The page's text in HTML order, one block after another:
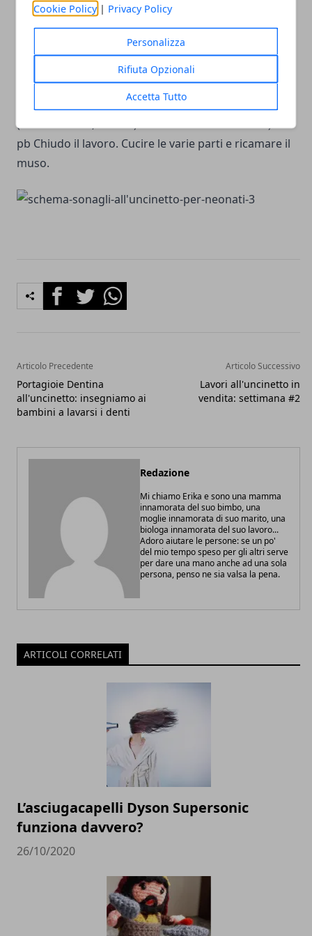
Cookie Policy | Privacy Policy
Personalizza
Rifiuta Opzionali
Accetta Tutto
pb, 1 dim, 7 pb, 1 dim, 7 pb, 1 dim (22) 6) 22 pb (22)
Chiudere il lavoro
Colore blu notte 1) 2 cat, 6 mma nell'anello magico.
Non chiudere. Girare il lavoro. Colore bianco 2) 2 cat,
(1 aum a mma, 1 mma) x 6 volte. Giro il lavoro. 3) 18
pb Chiudo il lavoro. Cucire le varie parti e ricamare il
muso.
FacebookTwitterWhatsapp
Articolo Precedente
Portagioie Dentina
all'uncinetto: insegniamo ai
bambini a lavarsi i denti
Articolo Successivo
Lavori all'uncinetto in
vendita: settimana #2
Redazione
Mi chiamo Erika e sono una mamma
innamorata del suo bimbo, una
moglie innamorata di suo marito, una
biologa innamorata del suo lavoro...
Adoro aiutare le persone: se un po'
del mio tempo speso per gli altri serve
per dare una mano anche ad una sola
persona, penso ne sia valsa la pena.
ARTICOLI CORRELATI
L’asciugacapelli Dyson Supersonic
funziona davvero?
26/10/2020